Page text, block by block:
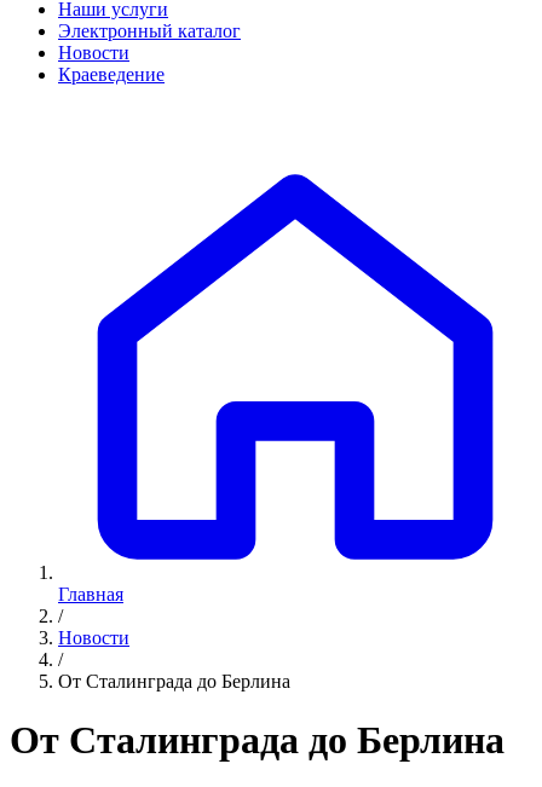
Наши услуги
Электронный каталог
Новости
Краеведение
Главная
/
Новости
/
От Сталинграда до Берлина
От Сталинграда до Берлина